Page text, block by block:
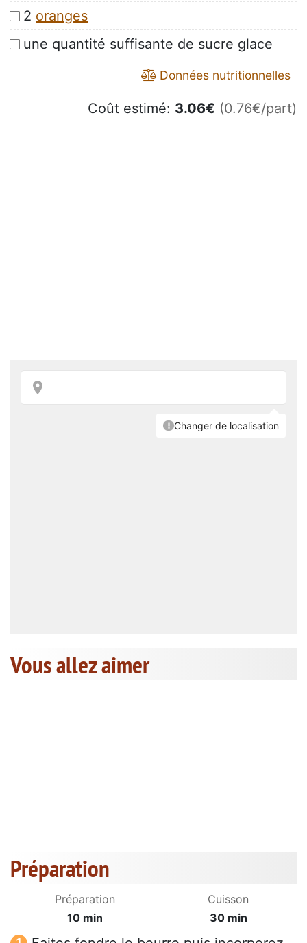
2 oranges
une quantité suffisante de sucre glace
Données nutritionnelles
Coût estimé: 3.06€ (0.76€/part)
Vous allez aimer
Préparation
Préparation
10 min
Cuisson
30 min